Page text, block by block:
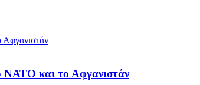
ΝΑΤΟ και το Αφγανιστάν